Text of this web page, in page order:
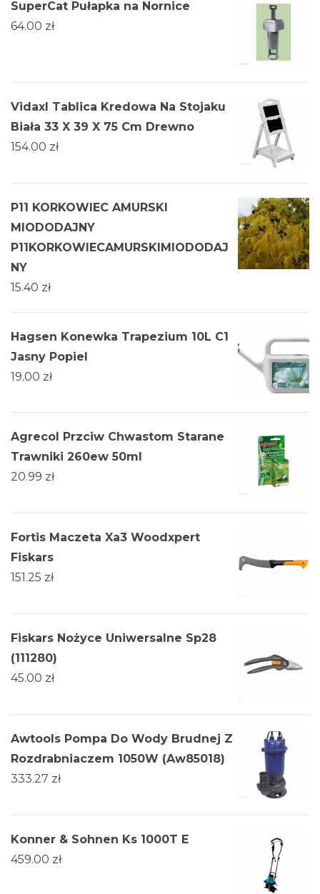
SuperCat Pułapka na Nornice
64.00 zł
Vidaxl Tablica Kredowa Na Stojaku
Biała 33 X 39 X 75 Cm Drewno
154.00 zł
P11 KORKOWIEC AMURSKI
MIODODAJNY
P11KORKOWIECAMURSKIMIODODAJ
NY
15.40 zł
Hagsen Konewka Trapezium 10L C1
Jasny Popiel
19.00 zł
Agrecol Przciw Chwastom Starane
Trawniki 260ew 50ml
20.99 zł
Fortis Maczeta Xa3 Woodxpert
Fiskars
151.25 zł
Fiskars Nożyce Uniwersalne Sp28
(111280)
45.00 zł
Awtools Pompa Do Wody Brudnej Z
Rozdrabniaczem 1050W (Aw85018)
333.27 zł
Konner & Sohnen Ks 1000T E
459.00 zł